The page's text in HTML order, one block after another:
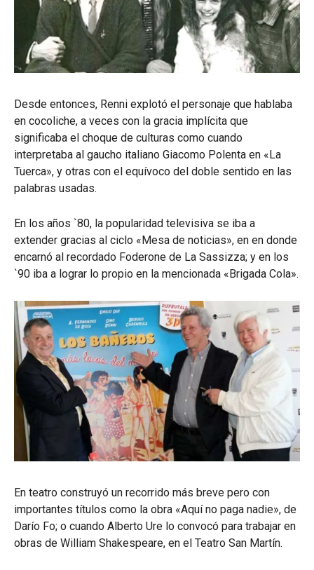
Desde entonces, Renni explotó el personaje que hablaba
en cocoliche, a veces con la gracia implícita que
significaba el choque de culturas como cuando
interpretaba al gaucho italiano Giacomo Polenta en «La
Tuerca», y otras con el equívoco del doble sentido en las
palabras usadas.
En los años `80, la popularidad televisiva se iba a
extender gracias al ciclo «Mesa de noticias», en en donde
encarnó al recordado Foderone de La Sassizza; y en los
`90 iba a lograr lo propio en la mencionada «Brigada Cola».
En teatro construyó un recorrido más breve pero con
importantes títulos como la obra «Aquí no paga nadie», de
Darío Fo; o cuando Alberto Ure lo convocó para trabajar en
obras de William Shakespeare, en el Teatro San Martín.